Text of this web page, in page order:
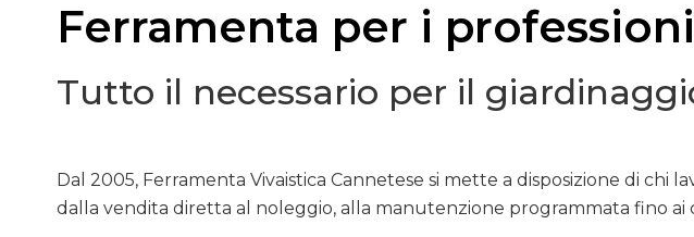
Ferramenta per i
Tutto il necessario per il
Dal 2005, Ferramenta Vivaistica Cannetese si mette a disposizione di chi
dalla vendita diretta al noleggio, alla manutenzione programmata fino ai